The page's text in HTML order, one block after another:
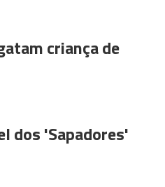
criança de
dos 'Sapadores'